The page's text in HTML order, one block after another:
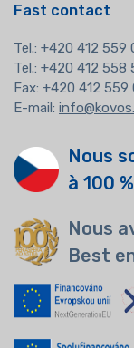
Fast contact
Tel.: +420 412 559
Tel.: +420 412 558
Fax: +420 412 559
E-mail:
Nous
à 100 %
Nous
Best